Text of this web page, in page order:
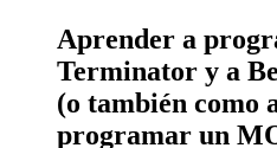
Aprender a
Terminator y a
(o también como
programar un